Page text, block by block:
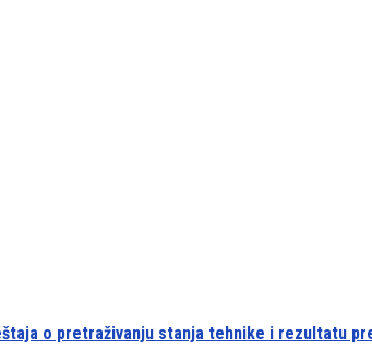
o pretraživanju stanja tehnike i rezultatu